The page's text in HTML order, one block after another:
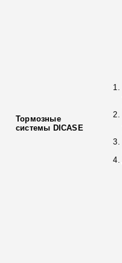
Тормозные
системы DICASE